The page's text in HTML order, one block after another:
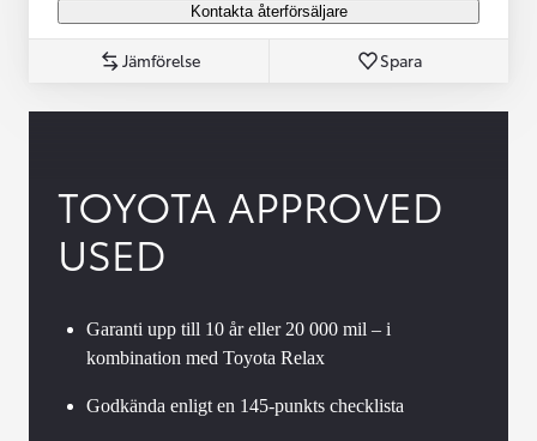
Kontakta återförsäljare
Jämförelse Spara
TOYOTA APPROVED
USED
Garanti upp till 10 år eller 20 000 mil – i
kombination med Toyota Relax
Godkända enligt en 145-punkts checklista